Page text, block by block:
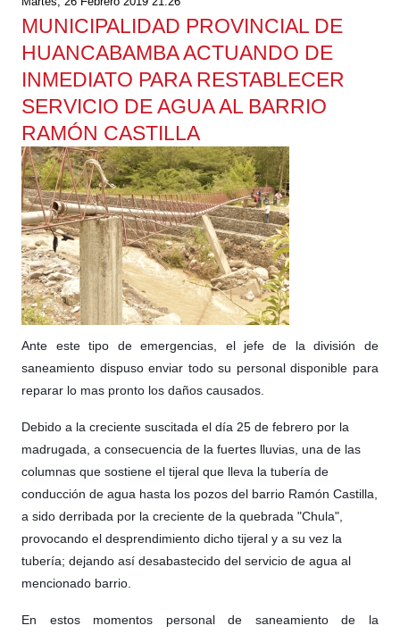
MUNICIPALIDAD PROVINCIAL DE
HUANCABAMBA ACTUANDO DE
INMEDIATO PARA RESTABLECER
SERVICIO DE AGUA AL BARRIO
RAMÓN CASTILLA
Ante este tipo de emergencias, el jefe de la división de
saneamiento dispuso enviar todo su personal disponible para
reparar lo mas pronto los daños causados.
Debido a la creciente suscitada el día 25 de febrero por la
madrugada, a consecuencia de la fuertes lluvias, una de las
columnas que sostiene el tijeral que lleva la tubería de
conducción de agua hasta los pozos del barrio Ramón Castilla,
a sido derribada por la creciente de la quebrada "Chula",
provocando el desprendimiento dicho tijeral y a su vez la
tubería; dejando así desabastecido del servicio de agua al
mencionado barrio.
En estos momentos personal de saneamiento de la